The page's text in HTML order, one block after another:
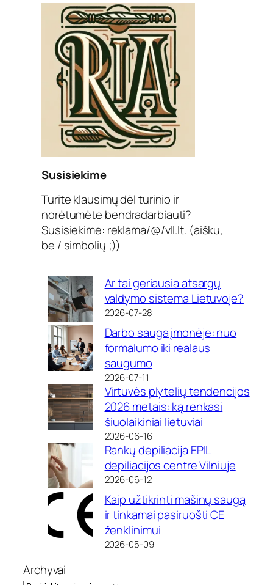
Susisiekime
Turite klausimų dėl turinio ir
norėtumėte bendradarbiauti?
Susisiekime: reklama/@/vll.lt. (aišku,
be / simbolių ;))
Ar tai geriausia atsargų
valdymo sistema Lietuvoje?
2026-07-28
Darbo sauga įmonėje: nuo
formalumo iki realaus
saugumo
2026-07-11
Virtuvės plytelių tendencijos
2026 metais: ką renkasi
šiuolaikiniai lietuviai
2026-06-16
Rankų depiliacija EPIL
depiliacijos centre Vilniuje
2026-06-12
Kaip užtikrinti mašinų saugą
ir tinkamai pasiruošti CE
ženklinimui
2026-05-09
Archyvai